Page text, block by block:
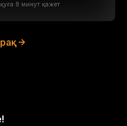
8 минут қажет